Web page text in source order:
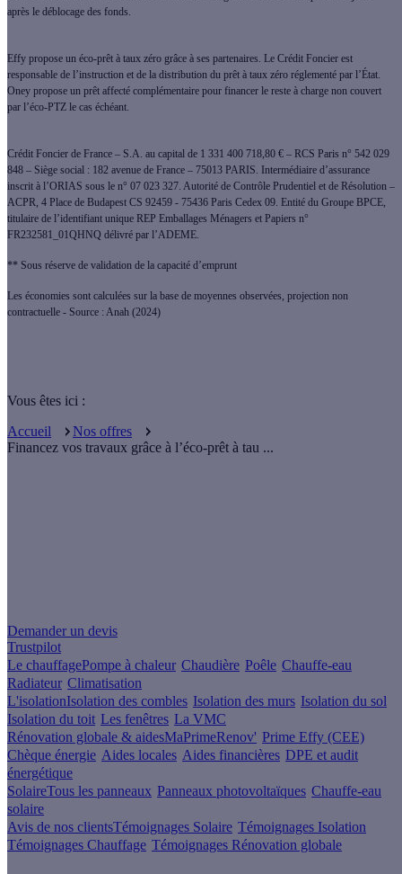
après le déblocage des fonds.
Effy propose un éco-prêt à taux zéro grâce à ses partenaires. Le Crédit Foncier est
responsable de l’instruction et de la distribution du prêt à taux zéro réglementé par l’État.
Oney propose un prêt affecté complémentaire pour financer le reste à charge non couvert
par l’éco-PTZ le cas échéant.
Crédit Foncier de France – S.A. au capital de 1 331 400 718,80 € – RCS Paris n° 542 029
848 – Siège social : 182 avenue de France – 75013 PARIS. Intermédiaire d’assurance
inscrit à l’ORIAS sous le n° 07 023 327. Autorité de Contrôle Prudentiel et de Résolution –
ACPR, 4 Place de Budapest CS 92459 - 75436 Paris Cedex 09. Entité du Groupe BPCE,
titulaire de l’identifiant unique REP Emballages Ménagers et Papiers n°
FR232581_01QHNQ délivré par l’ADEME.
** Sous réserve de validation de la capacité d’emprunt
Les économies sont calculées sur la base de moyennes observées, projection non
contractuelle - Source : Anah (2024)
Vous êtes ici :
Accueil
Nos offres
Financez vos travaux grâce à l’éco-prêt à tau ...
Demander un devis
Trustpilot
Le chauffagePompe à chaleur Chaudière Poêle Chauffe-eau
Radiateur Climatisation
L'isolationIsolation des combles Isolation des murs Isolation du sol
Isolation du toit Les fenêtres La VMC
Rénovation globale & aidesMaPrimeRenov' Prime Effy (CEE)
Chèque énergie Aides locales Aides financières DPE et audit
énergétique
SolaireTous les panneaux Panneaux photovoltaïques Chauffe-eau
solaire
Avis de nos clientsTémoignages Solaire Témoignages Isolation
Témoignages Chauffage Témoignages Rénovation globale